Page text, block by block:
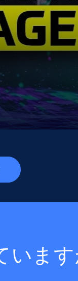
いま